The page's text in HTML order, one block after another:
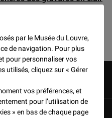
par le Musée du Louvre,
de navigation. Pour plus
pour personnaliser vos
utilisés, cliquez sur « Gérer
vos préférences, et
pour l’utilisation de
» en bas de chaque page